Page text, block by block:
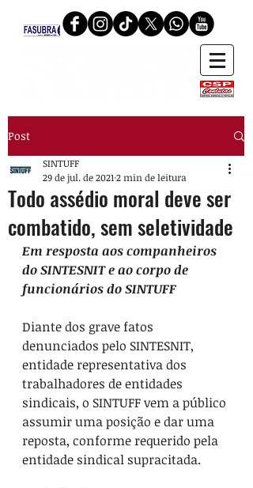
Post
Todo assédio moral deve ser
combatido, sem seletividade
SINTUFF
29 de jul. de 2021 2 min de leitura
Em resposta aos companheiros
do SINTESNIT e ao corpo de
funcionários do SINTUFF
Diante dos grave fatos
denunciados pelo SINTESNIT,
entidade representativa dos
trabalhadores de entidades
sindicais, o SINTUFF vem a público
assumir uma posição e dar uma
reposta, conforme requerido pela
entidade sindical supracitada.